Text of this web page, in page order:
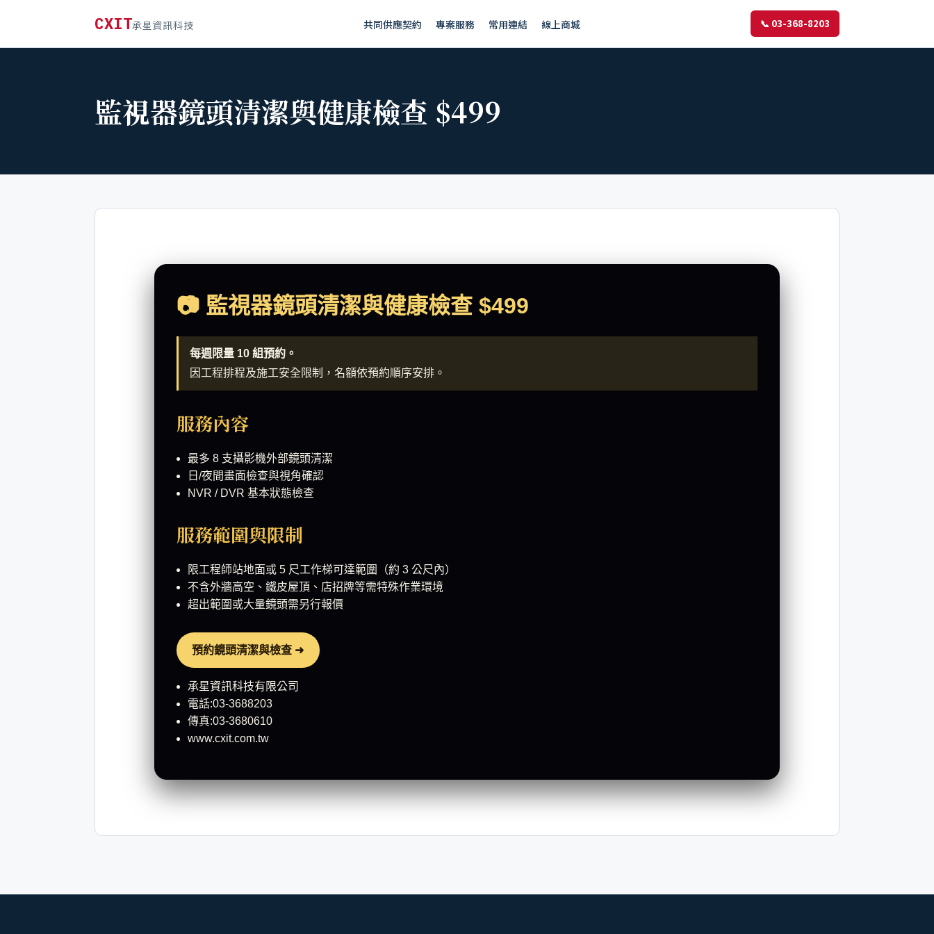
CXIT承星資訊科技 共同供應契約 專案服務 常用連結 線上商城 📞 03-368-8203
監視器鏡頭清潔與健康檢查 $499
📷 監視器鏡頭清潔與健康檢查 $499
每週限量 10 組預約。
因工程排程及施工安全限制，名額依預約順序安排。
服務內容
最多 8 支攝影機外部鏡頭清潔
日/夜間畫面檢查與視角確認
NVR / DVR 基本狀態檢查
服務範圍與限制
限工程師站地面或 5 尺工作梯可達範圍（約 3 公尺內）
不含外牆高空、鐵皮屋頂、店招牌等需特殊作業環境
超出範圍或大量鏡頭需另行報價
預約鏡頭清潔與檢查 ➜
承星資訊科技有限公司
電話:03-3688203
傳真:03-3680610
www.cxit.com.tw